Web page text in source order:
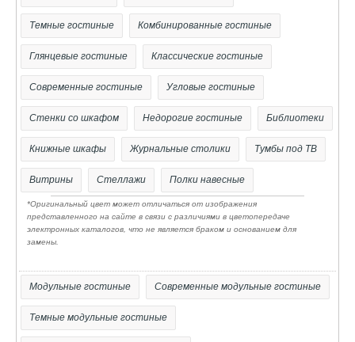
ящика выполнено из ЛДВП в цвет корпуса
- внутреннее наполнение: полки из ЛДСП
- используется фурнитура Российских и Европейских
производителей
- ручки скрытые
- Современные материалы используемые при
изготовлении обеспечат прочность и
долговечность, а мы подтвердим это гарантией от
производителя.
- Поставляется в разобранном виде. Все модули
хорошо упакованы в гофрокартон (Т-23 и Т-24)
вместе с подробной инструкцией для сборки и
фурнитурой.
Темные гостиные Комбинированные гостиные
Глянцевые гостиные Классические гостиные
Современные гостиные Угловые гостиные
Стенки со шкафом Недорогие гостиные Библиотеки
Книжные шкафы Журнальные столики Тумбы под ТВ
Витрины Стеллажи Полки навесные
*Оригинальный цвет может отличаться от изображения
представленного на сайте в связи с различиями в цветопередаче
электронных каталогов, что не является браком и основанием для
замены.
Модульные гостиные Современные модульные гостиные
Темные модульные гостиные